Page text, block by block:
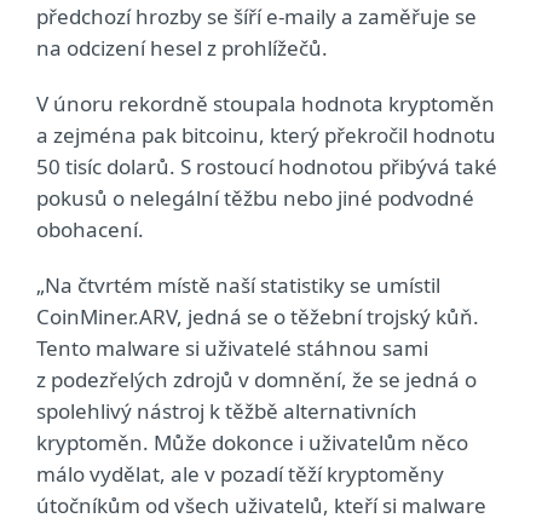
předchozí hrozby se šíří e-maily a zaměřuje se
na odcizení hesel z prohlížečů.
V únoru rekordně stoupala hodnota kryptoměn
a zejména pak bitcoinu, který překročil hodnotu
50 tisíc dolarů. S rostoucí hodnotou přibývá také
pokusů o nelegální těžbu nebo jiné podvodné
obohacení.
„Na čtvrtém místě naší statistiky se umístil
CoinMiner.ARV, jedná se o těžební trojský kůň.
Tento malware si uživatelé stáhnou sami
z podezřelých zdrojů v domnění, že se jedná o
spolehlivý nástroj k těžbě alternativních
kryptoměn. Může dokonce i uživatelům něco
málo vydělat, ale v pozadí těží kryptoměny
útočníkům od všech uživatelů, kteří si malware